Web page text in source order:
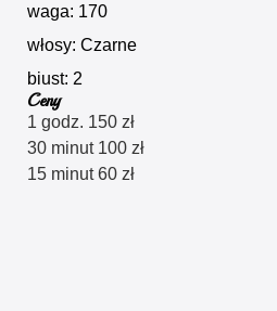
waga: 170
włosy: Czarne
biust: 2
Ceny
1 godz. 150 zł
30 minut 100 zł
15 minut 60 zł